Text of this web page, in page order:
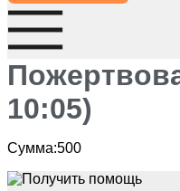
10:05)
Сумма:500